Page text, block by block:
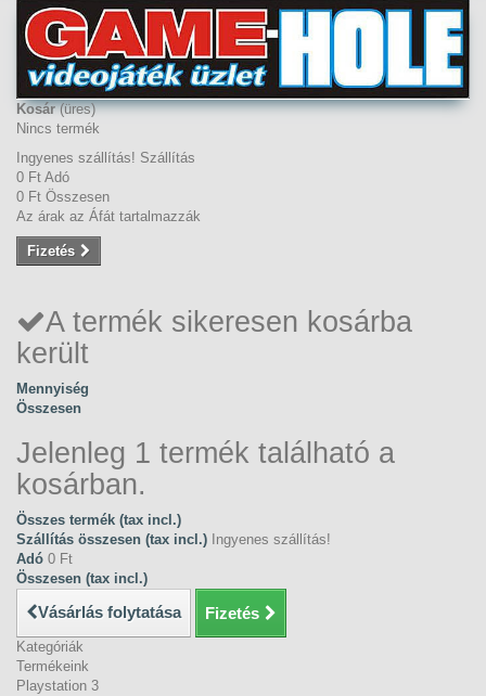
Kosár (üres)
Nincs termék
Ingyenes szállítás! Szállítás
0 Ft‎ Adó
0 Ft‎ Összesen
Az árak az Áfát tartalmazzák
Fizetés
A termék sikeresen kosárba
került
Mennyiség
Összesen
Jelenleg 1 termék található a
kosárban.
Összes termék (tax incl.)
Szállítás összesen (tax incl.) Ingyenes szállítás!
Adó 0 Ft‎
Összesen (tax incl.)
Vásárlás folytatása Fizetés
Kategóriák
Termékeink
Playstation 3